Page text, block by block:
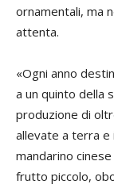
ornamentali, ma
attenta.
«Ogni anno
a un quinto della
produzione di
allevate a terra e
mandarino
frutto piccolo,